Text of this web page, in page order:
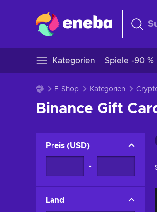
Kategorien Spiele -90 %
E-Shop Kategorien
Binance Gift
Preis (USD)
-
Land